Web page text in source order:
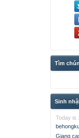
Tìm
Sinh
Today is
Giang